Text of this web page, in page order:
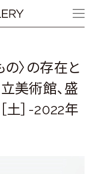
〉の存在と
美術館、盛
土］-2022年